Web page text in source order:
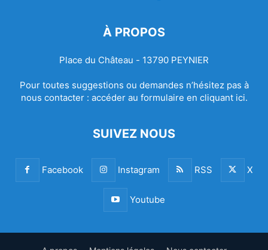
À PROPOS
Place du Château - 13790 PEYNIER
Pour toutes suggestions ou demandes n’hésitez pas à
nous contacter : accéder au formulaire en cliquant ici.
SUIVEZ NOUS
Facebook Instagram RSS X
Youtube